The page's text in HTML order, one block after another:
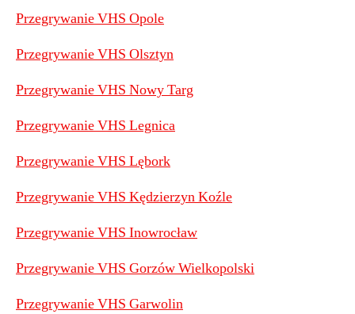
Przegrywanie VHS Opole
Przegrywanie VHS Olsztyn
Przegrywanie VHS Nowy Targ
Przegrywanie VHS Legnica
Przegrywanie VHS Lębork
Przegrywanie VHS Kędzierzyn Koźle
Przegrywanie VHS Inowrocław
Przegrywanie VHS Gorzów Wielkopolski
Przegrywanie VHS Garwolin